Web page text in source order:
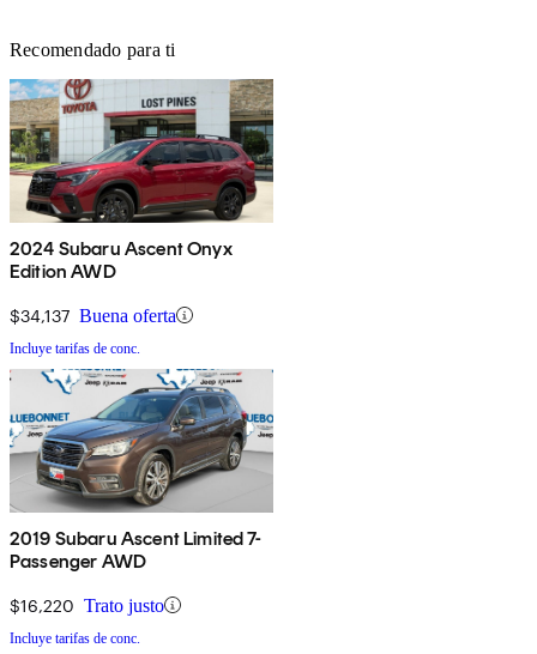
Recomendado para ti
2024 Subaru Ascent Onyx
Edition AWD
$34,137 Buena oferta
Incluye tarifas de conc.
2019 Subaru Ascent Limited 7-
Passenger AWD
$16,220 Trato justo
Incluye tarifas de conc.